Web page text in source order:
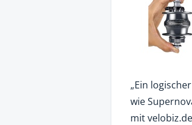
„Ein
wie
mit